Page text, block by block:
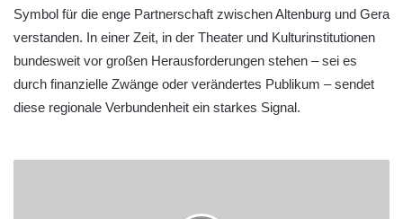
Symbol für die enge Partnerschaft zwischen Altenburg und Gera
verstanden. In einer Zeit, in der Theater und Kulturinstitutionen
bundesweit vor großen Herausforderungen stehen – sei es
durch finanzielle Zwänge oder verändertes Publikum – sendet
diese regionale Verbundenheit ein starkes Signal.